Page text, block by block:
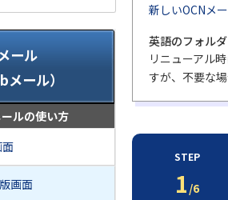
ール
メール）
ルの使い方
面
画面
新しいOCNメ
英語のフォル
リニューアル
すが、不要な
STEP
1 /6